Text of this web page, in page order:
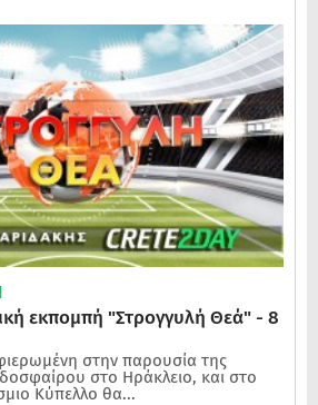
εκπομπή "Στρογγυλή Θεά" - 8
στην παρουσία της
στο Ηράκλειο, και στο
Κύπελλο θα...